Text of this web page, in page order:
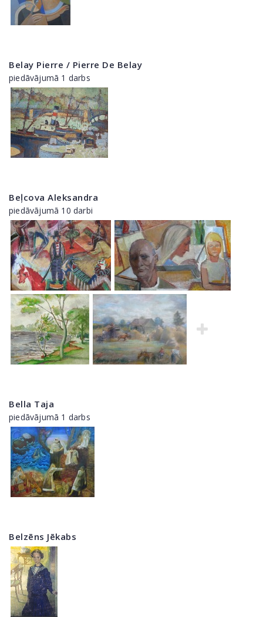
Belay Pierre / Pierre De Belay
piedāvājumā 1 darbs
Beļcova Aleksandra
piedāvājumā 10 darbi
Bella Taja
piedāvājumā 1 darbs
Belzēns Jēkabs